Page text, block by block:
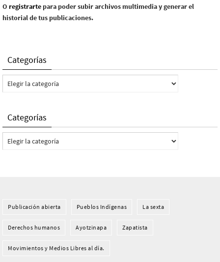
O registrarte para poder subir archivos multimedia y generar el
historial de tus publicaciones.
Categorías
Categorías
Categorías
Categorías
Publicación abierta Pueblos Indí­genas La sexta
Derechos humanos Ayotzinapa Zapatista
Movimientos y Medios Libres al día.